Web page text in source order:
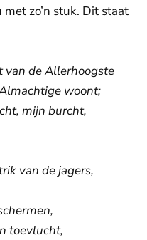
zo’n stuk. Dit staat
van de Allerhoogste
woont;
mijn burcht,
van de jagers,
toevlucht,